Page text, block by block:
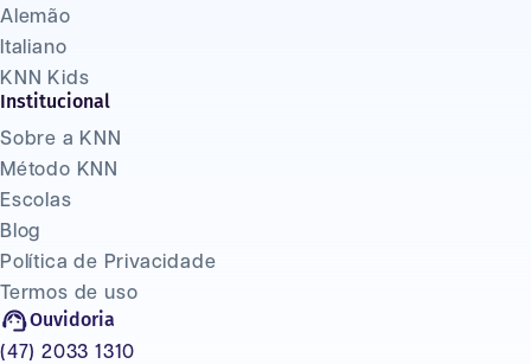
Alemão
Italiano
KNN Kids
Institucional
Sobre a KNN
Método KNN
Escolas
Blog
Política de Privacidade
Termos de uso
Ouvidoria
(47) 2033 1310